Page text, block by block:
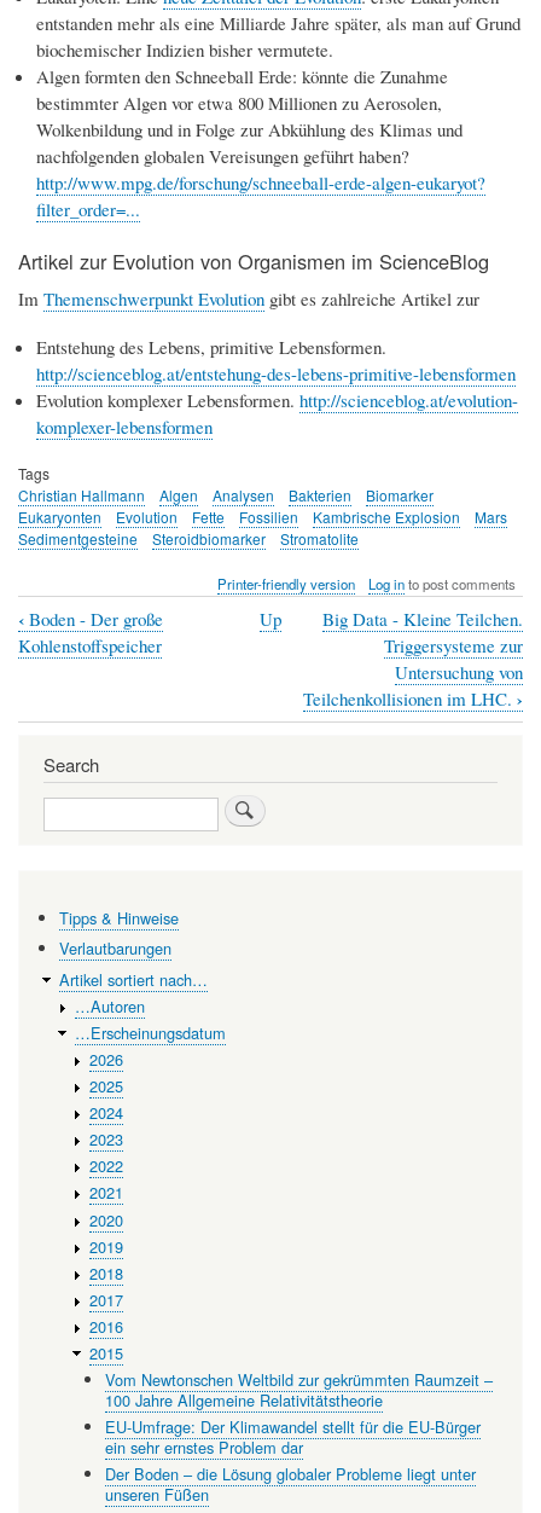
entstanden mehr als eine Milliarde Jahre später, als man auf Grund
biochemischer Indizien bisher vermutete.
Algen formten den Schneeball Erde: könnte die Zunahme
bestimmter Algen vor etwa 800 Millionen zu Aerosolen,
Wolkenbildung und in Folge zur Abkühlung des Klimas und
nachfolgenden globalen Vereisungen geführt haben?
http://www.mpg.de/forschung/schneeball-erde-algen-eukaryot?
filter_order=...
Artikel zur Evolution von Organismen im ScienceBlog
Im Themenschwerpunkt Evolution gibt es zahlreiche Artikel zur
Entstehung des Lebens, primitive Lebensformen.
http://scienceblog.at/entstehung-des-lebens-primitive-lebensformen
Evolution komplexer Lebensformen. http://scienceblog.at/evolution-
komplexer-lebensformen
Tags
Christian Hallmann
Algen Analysen Bakterien
Biomarker
Eukaryonten
Evolution Fette Fossilien Kambrische Explosion
Mars
Sedimentgesteine
Steroidbiomarker Stromatolite
Printer-friendly version Log into post comments
Book
Von
Die
Rekonstruktion
der
frühen
Evolution
fossilen
Biomarkern
‹ Boden - Der große
Kohlenstoffspeicher
Up
Big Data - Kleine Teilchen.
Triggersysteme zur
Untersuchung von
Teilchenkollisionen im LHC. ›
Search
Search
Tipps & Hinweise
Verlautbarungen
Artikel sortiert nach…
…Autoren
…Erscheinungsdatum
2026
2025
2024
2023
2022
2021
2020
2019
2018
2017
2016
2015
Vom Newtonschen Weltbild zur gekrümmten Raumzeit –
100 Jahre Allgemeine Relativitätstheorie
EU-Umfrage: Der Klimawandel stellt für die EU-Bürger
ein sehr ernstes Problem dar
Der Boden – die Lösung globaler Probleme liegt unter
unseren Füßen